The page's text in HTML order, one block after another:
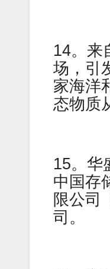
14。来
场，引
家海洋
态物质
15。华
中国存
限公司
司。